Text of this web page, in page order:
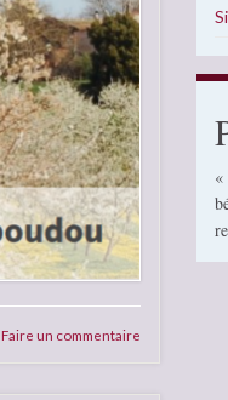
Faire un commentaire